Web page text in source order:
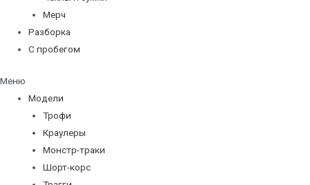
Мерч
Разборка
С пробегом
Меню
Модели
Трофи
Краулеры
Монстр-траки
Шорт-корс